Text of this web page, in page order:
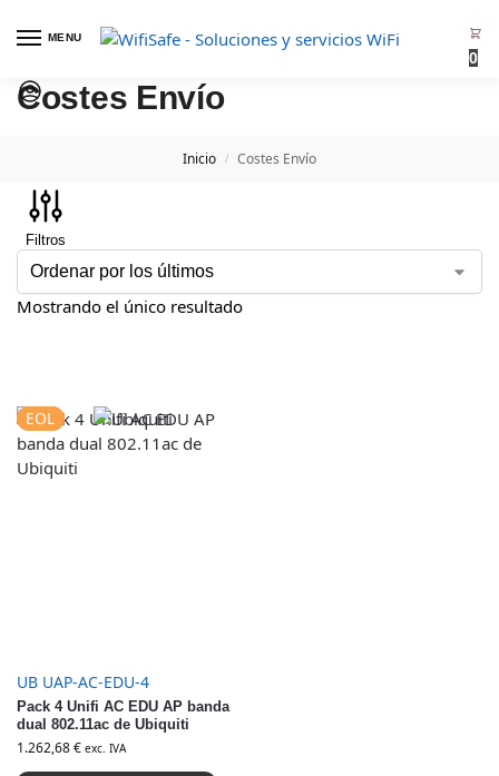
MENU
0
Costes Envío
Inicio / Costes Envío
Filtros
Mostrando el único resultado
EOL
EOL
UB UAP-AC-EDU-4
Pack 4 Unifi AC EDU AP banda
dual 802.11ac de Ubiquiti
1.262,68€ exc. IVA